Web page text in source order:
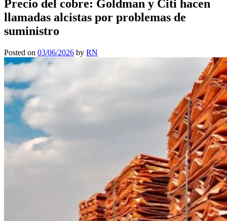
Precio del cobre: Goldman y Citi hacen
llamadas alcistas por problemas de
suministro
Posted on 03/06/2026 by RN